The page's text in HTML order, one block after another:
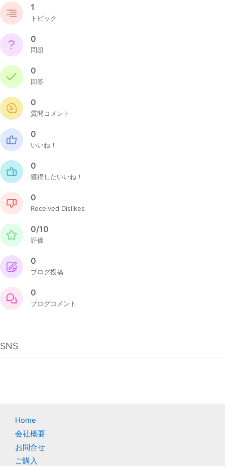
1
トピック
0
問題
0
回答
0
質問コメント
0
いいね！
0
獲得したいいね！
0
Received Dislikes
0/10
評価
0
ブログ投稿
0
ブログコメント
SNS
Home
会社概要
お問合せ
ご購入